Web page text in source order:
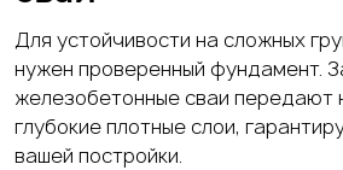
Для устойчивости на сложных
нужен проверенный фундамент.
железобетонные сваи передают
глубокие плотные слои,
вашей постройки.